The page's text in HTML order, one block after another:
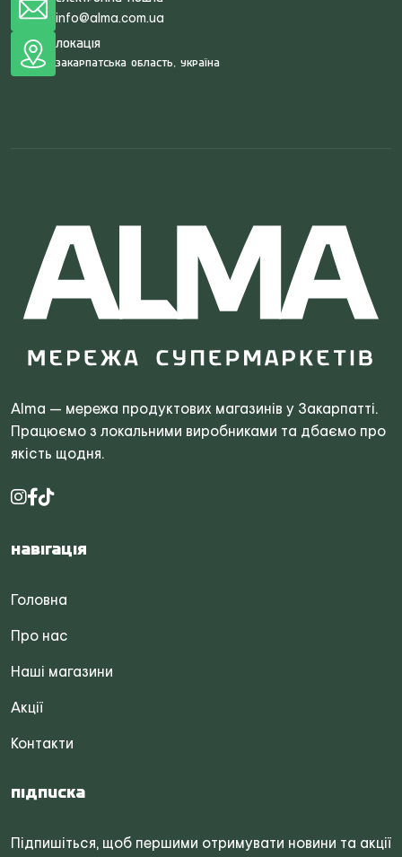
info@alma.com.ua
Локація
Закарпатська область, Україна
Alma — мережа продуктових магазинів у Закарпатті.
Працюємо з локальними виробниками та дбаємо про
якість щодня.
Навігація
Головна
Про нас
Наші магазини
Акції
Контакти
Підписка
Підпишіться, щоб першими отримувати новини та акції